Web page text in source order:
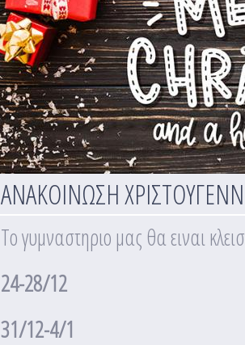
ΑΝΑΚΟΙΝΩΣΗ
Το γυμναστηριο μας θα ειναι
24-28/12
31/12-4/1